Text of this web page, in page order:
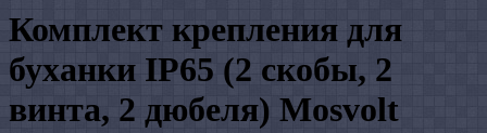
Комплект крепления для
буханки IP65 (2 скобы, 2
винта, 2 дюбеля) Mosvolt